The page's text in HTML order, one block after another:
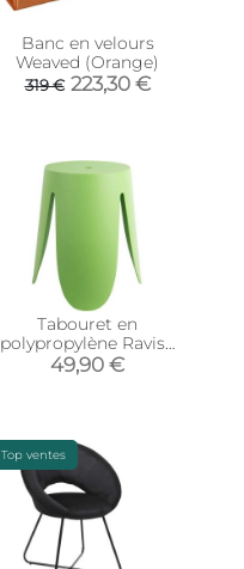
Banc en velours
Weaved (Orange)
319 € 223,30 €
Tabouret en
polypropylène Ravish
(Vert)
49,90 €
Top ventes